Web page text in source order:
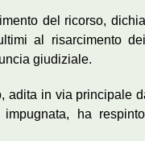
del ricorso,
al risarcimento
giudiziale.
adita in via principale
ha